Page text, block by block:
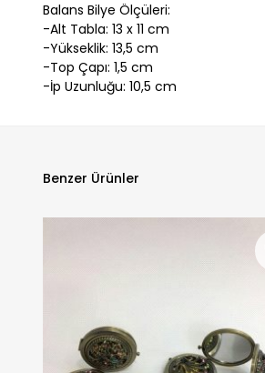
Balans Bilye Ölçüleri:
-Alt Tabla: 13 x 11 cm
-Yükseklik: 13,5 cm
-Top Çapı: 1,5 cm
-İp Uzunluğu: 10,5 cm
Benzer Ürünler